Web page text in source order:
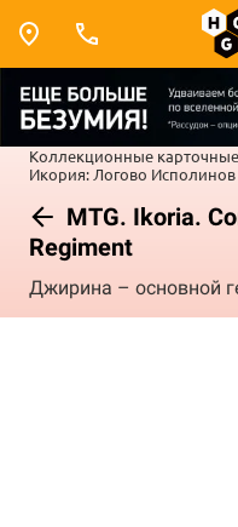
Коллекционные карточные
Икория: Логово Исполинов
MTG. Ikoria.
Regiment
Джирина – основной